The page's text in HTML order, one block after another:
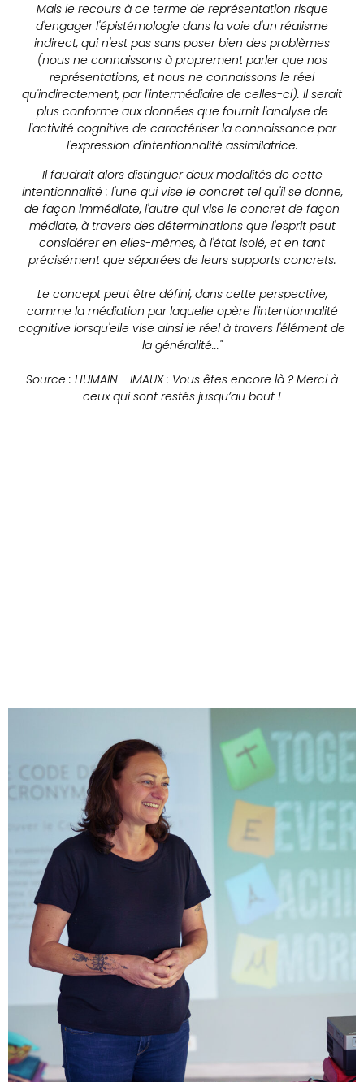
Mais le recours à ce terme de représentation risque
d'engager l'épistémologie dans la voie d'un réalisme
indirect, qui n'est pas sans poser bien des problèmes
(nous ne connaissons à proprement parler que nos
représentations, et nous ne connaissons le réel
qu'indirectement, par l'intermédiaire de celles-ci). Il serait
plus conforme aux données que fournit l'analyse de
l'activité cognitive de caractériser la connaissance par
l'expression d'intentionnalité assimilatrice.
Il faudrait alors distinguer deux modalités de cette
intentionnalité : l'une qui vise le concret tel qu'il se donne,
de façon immédiate, l'autre qui vise le concret de façon
médiate, à travers des déterminations que l'esprit peut
considérer en elles-mêmes, à l'état isolé, et en tant
précisément que séparées de leurs supports concrets.
Le concept peut être défini, dans cette perspective,
comme la médiation par laquelle opère l'intentionnalité
cognitive lorsqu'elle vise ainsi le réel à travers l'élément de
la généralité..."
Source : HUMAIN - IMAUX : Vous êtes encore là ? Merci à
ceux qui sont restés jusqu’au bout !